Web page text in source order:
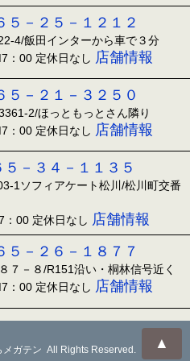
５－２５－１２１２
4/飯田インターから車で３分
：00 定休日なし 店舗情報
５－２１－３２５０
2/ほっともっとさん隣り
：00 定休日なし 店舗情報
５－３４－１１３５
1ソフィアケート松川/松川町交番
00 定休日なし 店舗情報
５－２６－１８７７
７－８/R151沿い・桐林信号近く
：00 定休日なし 店舗情報
ガテン All Rights Reserved. ▲